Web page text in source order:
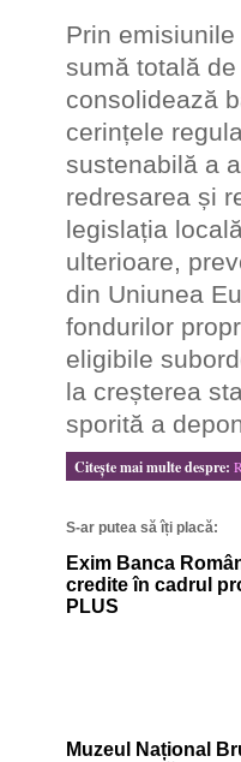
Prin
sumă totală
consolidează
cerințele
sustenabilă a
redresarea și
legislația
ulterioare,
din Uniunea
fondurilor
eligibile
la creșterea
sporită a
Citeşte mai multe despre:
S-ar putea să îți placă:
Exim Banca
credite în cadrul
PLUS
Muzeul Național